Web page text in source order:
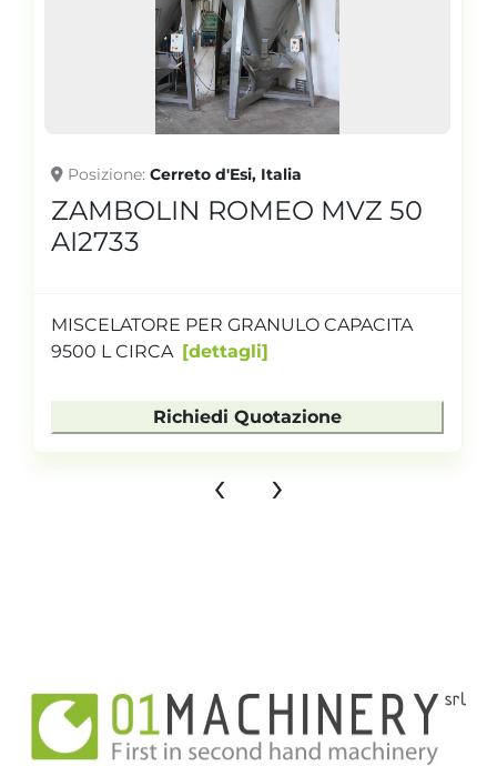
Posizione Cerreto d'Esi, Italia
ZAMBOLIN ROMEO MVZ 50
AI2733
MISCELATORE PER GRANULO CAPACITA
9500 L CIRCA
dettagli
Richiedi Quotazione
‹ ›